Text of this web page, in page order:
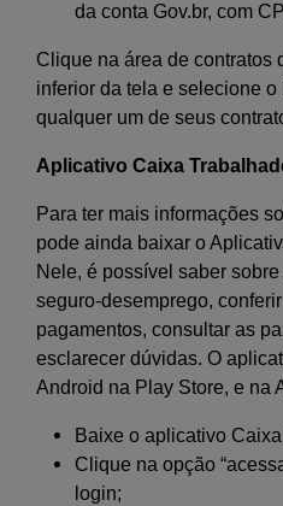
da conta Gov.br, com
Clique na área de contratos
inferior da tela e selecione o
qualquer um de seus
Aplicativo Caixa
Para ter mais informações
pode ainda baixar o
Nele, é possível saber
seguro-desemprego,
pagamentos, consultar as
esclarecer dúvidas. O
Android na Play Store, e na
Baixe o aplicativo
Clique na opção
login;